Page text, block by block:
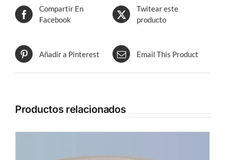
Compartir En
Facebook
Twitear este
producto
Añadir a Pinterest Email This Product
Productos relacionados